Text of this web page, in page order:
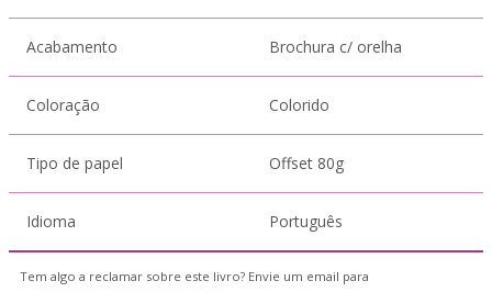
Acabamento Brochura c/ orelha
Coloração Colorido
Tipo de papel Offset 80g
Idioma Português
Tem algo a reclamar sobre este livro? Envie um email para